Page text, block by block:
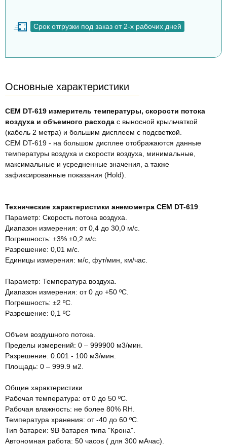
Срок отгрузки под заказ от 2-х рабочих дней
Основные характеристики
CEM DT-619 измеритель температуры, скорости потока
воздуха и объемного расхода с выносной крыльчаткой
(кабель 2 метра) и большим дисплеем с подсветкой.
CEM DT-619 - на большом дисплее отображаются данные
температуры воздуха и скорости воздуха, минимальные,
максимальные и усредненные значения, а также
зафиксированные показания (Hold).
Технические характеристики анемометра CEM DT-619:
Параметр: Скорость потока воздуха.
Диапазон измерения: от 0,4 до 30,0 м/с.
Погрешность: ±3% ±0,2 м/с.
Разрешение: 0,01 м/с.
Единицы измерения: м/с, фут/мин, км/час.
Параметр: Температура воздуха.
Диапазон измерения: от 0 до +50 ºС.
Погрешность: ±2 ºС.
Разрешение: 0,1 ºС
Объем воздушного потока.
Пределы измерений: 0 – 999900 м3/мин.
Разрешение: 0.001 - 100 м3/мин.
Площадь: 0 – 999.9 м2.
Общие характеристики
Рабочая температура: от 0 до 50 ºC.
Рабочая влажность: не более 80% RH.
Температура хранения: от -40 до 60 ºC.
Тип батареи: 9В батарея типа "Крона".
Автономная работа: 50 часов ( для 300 мАчас).